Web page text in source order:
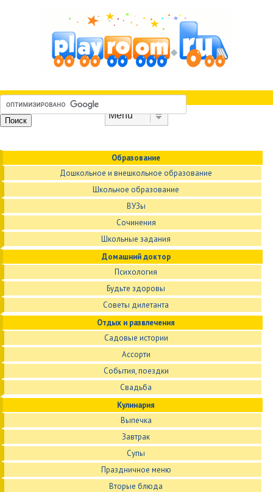
Образование
Дошкольное и внешкольное образование
Школьное образование
ВУЗы
Сочинения
Школьные задания
Домашний доктор
Психология
Будьте здоровы
Советы дилетанта
Отдых и развлечения
Садовые истории
Ассорти
События, поездки
Свадьба
Кулинария
Выпечка
Завтрак
Супы
Праздничное меню
Вторые блюда